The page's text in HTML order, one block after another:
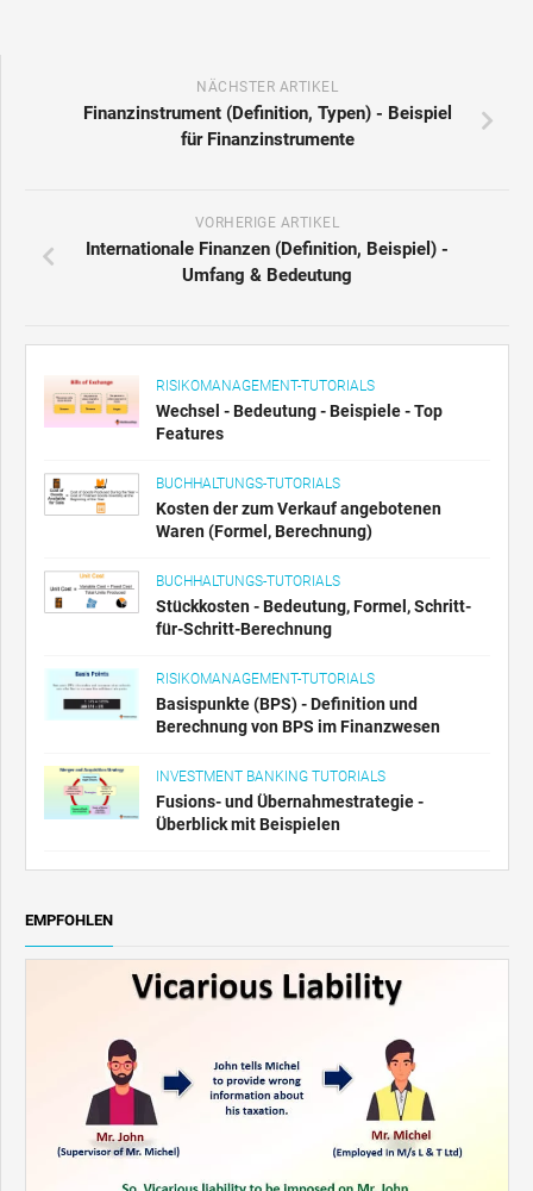
NÄCHSTER ARTIKEL
Finanzinstrument (Definition, Typen) - Beispiel
für Finanzinstrumente
VORHERIGE ARTIKEL
Internationale Finanzen (Definition, Beispiel) -
Umfang & Bedeutung
RISIKOMANAGEMENT-TUTORIALS
Wechsel - Bedeutung - Beispiele - Top
Features
BUCHHALTUNGS-TUTORIALS
Kosten der zum Verkauf angebotenen
Waren (Formel, Berechnung)
BUCHHALTUNGS-TUTORIALS
Stückkosten - Bedeutung, Formel, Schritt-
für-Schritt-Berechnung
RISIKOMANAGEMENT-TUTORIALS
Basispunkte (BPS) - Definition und
Berechnung von BPS im Finanzwesen
INVESTMENT BANKING TUTORIALS
Fusions- und Übernahmestrategie -
Überblick mit Beispielen
EMPFOHLEN